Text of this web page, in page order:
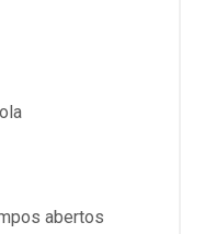
abertos